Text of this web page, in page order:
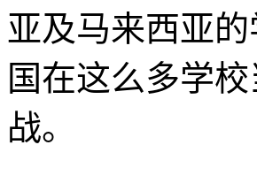
亚及马来西亚
国在这么多学
战。